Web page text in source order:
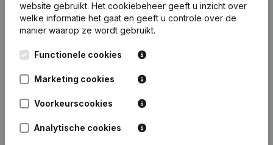
Publicatiesvan Dyma
31-10-2023
Rubriek Oprichting (Nieuwe
Rechtspersoon, Opening Bijkantoor,
website gebruikt. Het cookiebeheer geeft u inzicht over
welke informatie het gaat en geeft u controle over de
manier waarop ze wordt gebruikt.
Functionele cookies
Marketing cookies
Voorkeurscookies
Analytische cookies